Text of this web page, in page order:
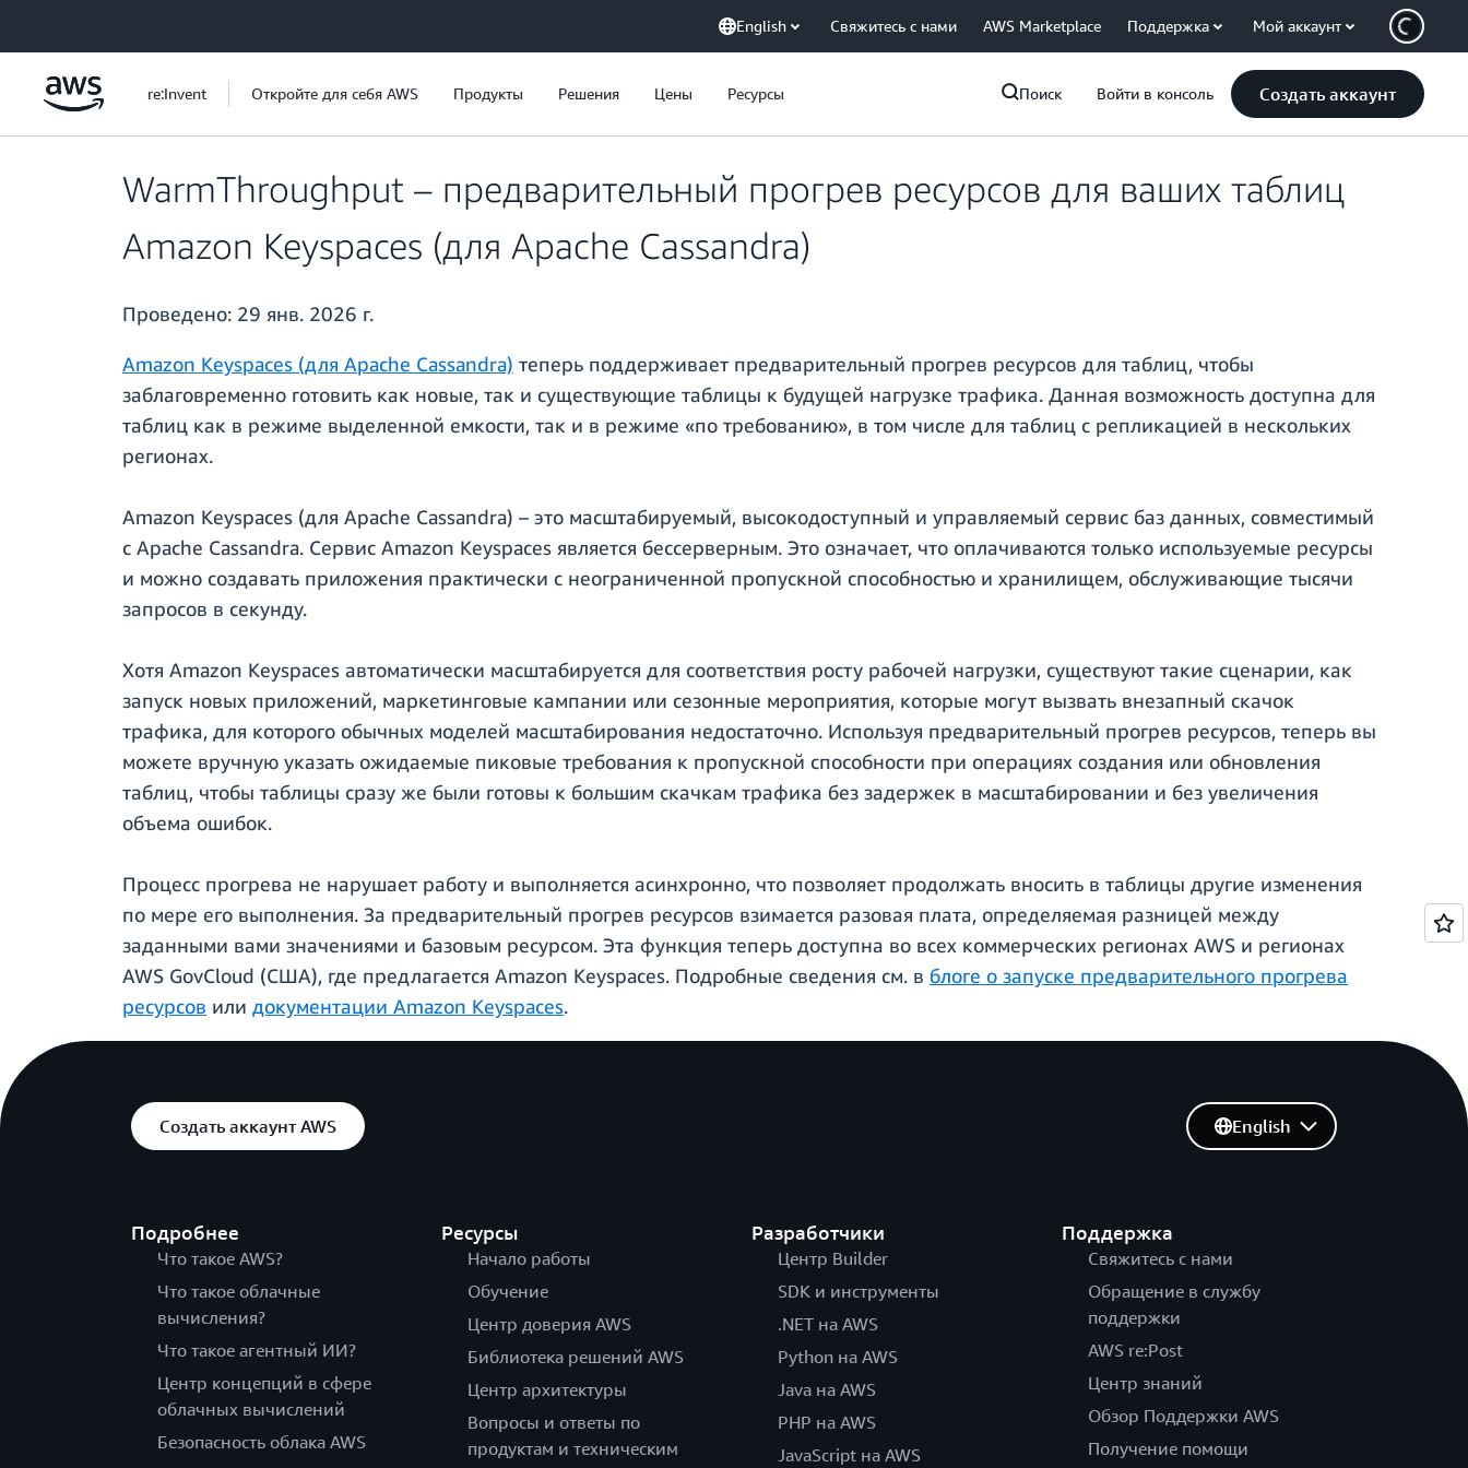
English Свяжитесь с нами AWS Marketplace Поддержка Мой аккаунт
re:Invent Откройте для себя AWS Продукты Решения Цены Ресурсы Поиск Войти в консоль Создать аккаунт
WarmThroughput – предварительный прогрев ресурсов для ваших таблиц
Amazon Keyspaces (для Apache Cassandra)
Проведено: 29 янв. 2026 г.
Amazon Keyspaces (для Apache Cassandra) теперь поддерживает предварительный прогрев ресурсов для таблиц, чтобы
заблаговременно готовить как новые, так и существующие таблицы к будущей нагрузке трафика. Данная возможность доступна для
таблиц как в режиме выделенной емкости, так и в режиме «по требованию», в том числе для таблиц с репликацией в нескольких
регионах.
Amazon Keyspaces (для Apache Cassandra) – это масштабируемый, высокодоступный и управляемый сервис баз данных, совместимый
с Apache Cassandra. Сервис Amazon Keyspaces является бессерверным. Это означает, что оплачиваются только используемые ресурсы
и можно создавать приложения практически с неограниченной пропускной способностью и хранилищем, обслуживающие тысячи
запросов в секунду.
Хотя Amazon Keyspaces автоматически масштабируется для соответствия росту рабочей нагрузки, существуют такие сценарии, как
запуск новых приложений, маркетинговые кампании или сезонные мероприятия, которые могут вызвать внезапный скачок
трафика, для которого обычных моделей масштабирования недостаточно. Используя предварительный прогрев ресурсов, теперь вы
можете вручную указать ожидаемые пиковые требования к пропускной способности при операциях создания или обновления
таблиц, чтобы таблицы сразу же были готовы к большим скачкам трафика без задержек в масштабировании и без увеличения
объема ошибок.
Процесс прогрева не нарушает работу и выполняется асинхронно, что позволяет продолжать вносить в таблицы другие изменения
по мере его выполнения. За предварительный прогрев ресурсов взимается разовая плата, определяемая разницей между
заданными вами значениями и базовым ресурсом. Эта функция теперь доступна во всех коммерческих регионах AWS и регионах
AWS GovCloud (США), где предлагается Amazon Keyspaces. Подробные сведения см. в блоге о запуске предварительного прогрева
ресурсов или документации Amazon Keyspaces.
Создать аккаунт AWS
Подробнее
Что такое AWS?
Что такое облачные
вычисления?
Что такое агентный ИИ?
Центр концепций в сфере
облачных вычислений
Безопасность облака AWS
Ресурсы
Начало работы
Обучение
Центр доверия AWS
Библиотека решений AWS
Центр архитектуры
Вопросы и ответы по
продуктам и техническим
Разработчики
Центр Builder
SDK и инструменты
.NET на AWS
Python на AWS
Java на AWS
PHP на AWS
JavaScript на AWS
Поддержка
Свяжитесь с нами
Обращение в службу
поддержки
AWS re:Post
Центр знаний
Обзор Поддержки AWS
Получение помощи
English